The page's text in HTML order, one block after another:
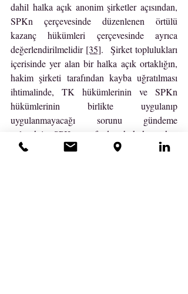
dahil halka açık anonim şirketler açısından,
SPKn çerçevesinde düzenlenen örtülü
kazanç hükümleri çerçevesinde ayrıca
değerlendirilmelidir [35].  Şirket toplulukları
içerisinde yer alan bir halka açık ortaklığın,
hakim şirketi tarafından kayba uğratılması
ihtimalinde, TK hükümlerinin ve SPKn
hükümlerinin birlikte uygulanıp
uygulanmayacağı sorunu gündeme
gelecektir. SPKn tarafından hukuka aykırı
olarak kabul edilen ve çeşitli hukuki, idari ve